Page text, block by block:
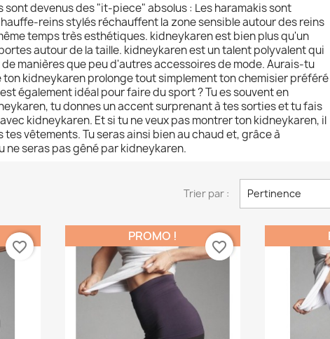
sont devenus des "it-piece" absolus : Les haramakis sont
reins stylés réchauffent la zone sensible autour des reins
temps très esthétiques. kidneykaren est bien plus qu'un
autour de la taille. kidneykaren est un talent polyvalent qui
manières que peu d'autres accessoires de mode. Aurais-tu
ton kidneykaren prolonge tout simplement ton chemisier préféré
également idéal pour faire du sport ? Tu es souvent en
tu donnes un accent surprenant à tes sorties et tu fais
kidneykaren. Et si tu ne veux pas montrer ton kidneykaren, il
vêtements. Tu seras ainsi bien au chaud et, grâce à
ne seras pas gêné par kidneykaren.
Trier par : Pertinence
favorite_border
PROMO !
favorite_border